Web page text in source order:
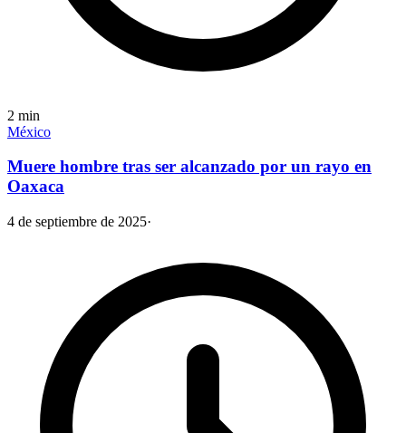
2 min
México
Muere hombre tras ser alcanzado por un rayo en
Oaxaca
4 de septiembre de 2025·